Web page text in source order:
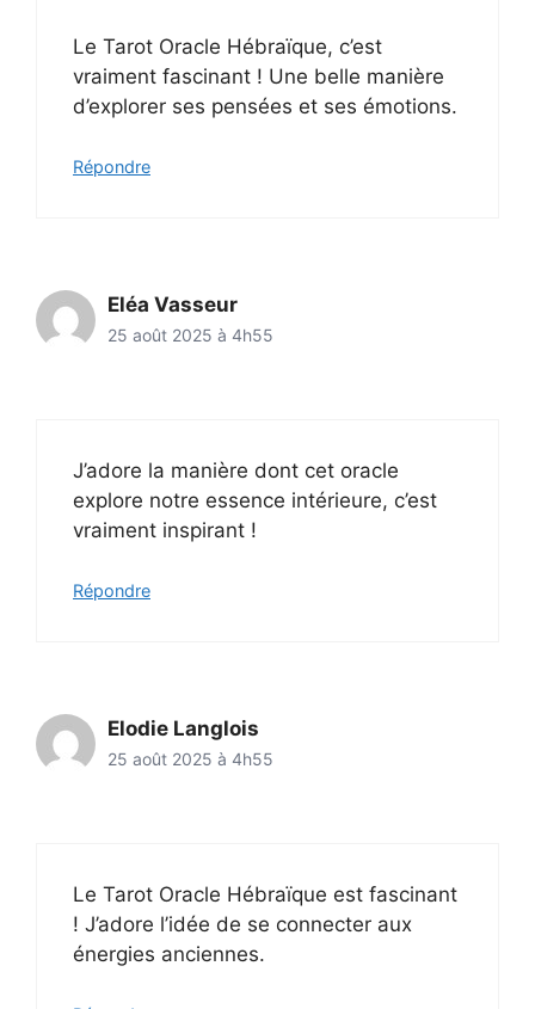
Le Tarot Oracle Hébraïque, c’est
vraiment fascinant ! Une belle manière
d’explorer ses pensées et ses émotions.
Répondre
Eléa Vasseur
25 août 2025 à 4h55
J’adore la manière dont cet oracle
explore notre essence intérieure, c’est
vraiment inspirant !
Répondre
Elodie Langlois
25 août 2025 à 4h55
Le Tarot Oracle Hébraïque est fascinant
! J’adore l’idée de se connecter aux
énergies anciennes.